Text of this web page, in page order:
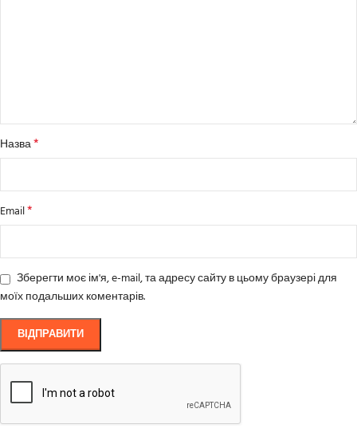
Назва*
Email*
Зберегти моє ім'я, e-mail, та адресу сайту в цьому браузері для
моїх подальших коментарів.